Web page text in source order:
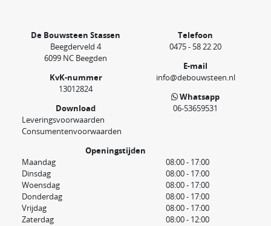
De Bouwsteen Stassen
Beegderveld 4
6099 NC Beegden
KvK-nummer
13012824
Download
Leveringsvoorwaarden
Consumentenvoorwaarden
Telefoon
0475 - 58 22 20
E-mail
info@debouwsteen.nl
Whatsapp
06-53659531
Openingstijden
Maandag
08:00 - 17:00
Dinsdag
08:00 - 17:00
Woensdag
08:00 - 17:00
Donderdag
08:00 - 17:00
Vrijdag
08:00 - 17:00
Zaterdag
08:00 - 12:00